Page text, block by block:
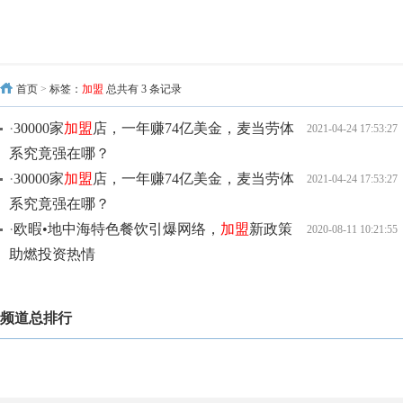
首页 > 标签： 加盟 总共有 3 条记录
2021-04-24 17:53:27
·30000家加盟店，一年赚74亿美金，麦当劳体
系究竟强在哪？
2021-04-24 17:53:27
·30000家加盟店，一年赚74亿美金，麦当劳体
系究竟强在哪？
2020-08-11 10:21:55
·欧暇•地中海特色餐饮引爆网络， 加盟新政策
助燃投资热情
频道总排行